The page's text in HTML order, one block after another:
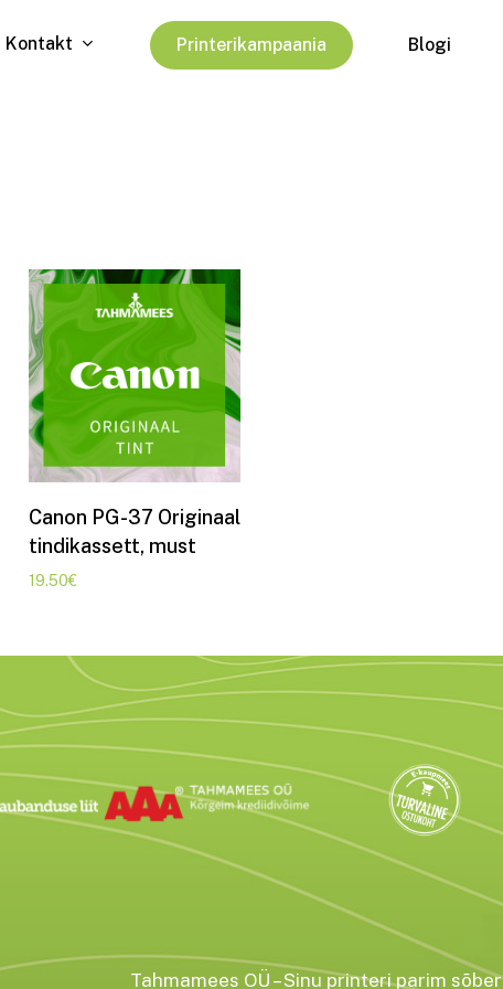
Kontakt Printerikampaania Blogi
Canon PG-37 Originaal
tindikassett, must
19.50€
Tahmamees OÜ – Sinu printeri parim sõber